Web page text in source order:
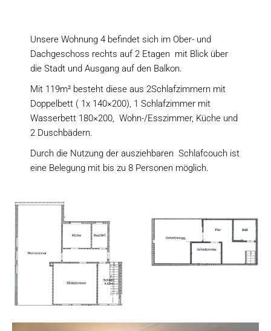
Unsere Wohnung 4 befindet sich im Ober- und
Dachgeschoss rechts auf 2 Etagen mit Blick über
die Stadt und Ausgang auf den Balkon.
Mit 119m² besteht diese aus 2Schlafzimmern mit
Doppelbett ( 1x 140×200), 1 Schlafzimmer mit
Wasserbett 180×200, Wohn-/Esszimmer, Küche und
2 Duschbädern.
Durch die Nutzung der ausziehbaren Schlafcouch ist
eine Belegung mit bis zu 8 Personen möglich.